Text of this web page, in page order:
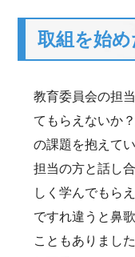
取組を始
教育委員会の担
てもらえないか
の課題を抱えて
担当の方と話し
しく学んでもら
ですれ違うと鼻
こともありまし